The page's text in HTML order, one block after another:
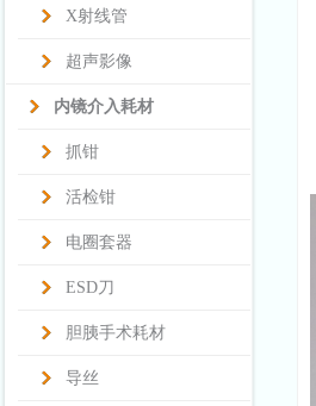
X射线管
超声影像
内镜介入耗材
抓钳
活检钳
电圈套器
ESD刀
胆胰手术耗材
导丝